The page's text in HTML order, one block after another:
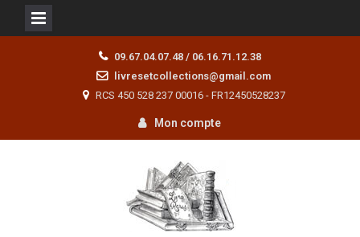
09.67.04.07.48 / 06.16.71.12.38
livresetcollections@gmail.com
RCS 450 528 237 00016 - FR12450528237
Mon compte